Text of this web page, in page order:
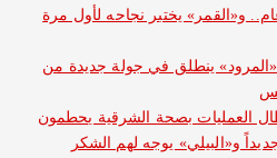
يختبر نجاحه لأول مرة
في جولة جديدة من
بصحة الشرقية يحطمون
يوجه لهم الشكر